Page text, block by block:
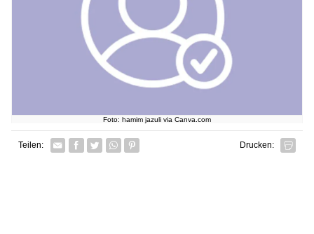
Foto: hamim jazuli via Canva.com
Teilen: Facebook
TwitterWhatsapp senden
Pin it Drucken: